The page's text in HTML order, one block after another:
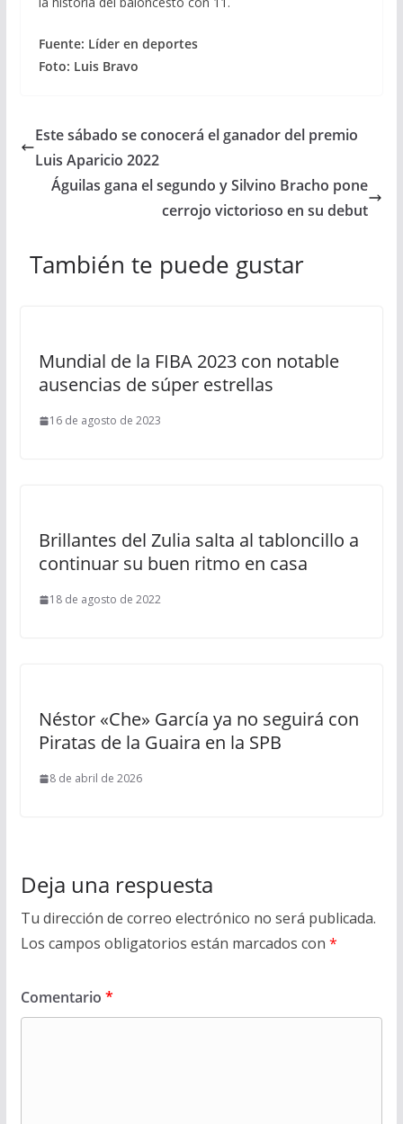
Fuente: Líder en deportes
Foto: Luis Bravo
Este sábado se conocerá el ganador del premio
Luis Aparicio 2022
Águilas gana el segundo y Silvino Bracho pone
cerrojo victorioso en su debut
También te puede gustar
Mundial de la FIBA 2023 con notable
ausencias de súper estrellas
16 de agosto de 2023
Brillantes del Zulia salta al tabloncillo a
continuar su buen ritmo en casa
18 de agosto de 2022
Néstor «Che» García ya no seguirá con
Piratas de la Guaira en la SPB
8 de abril de 2026
Deja una respuesta
Tu dirección de correo electrónico no será publicada.
Los campos obligatorios están marcados con *
Comentario *